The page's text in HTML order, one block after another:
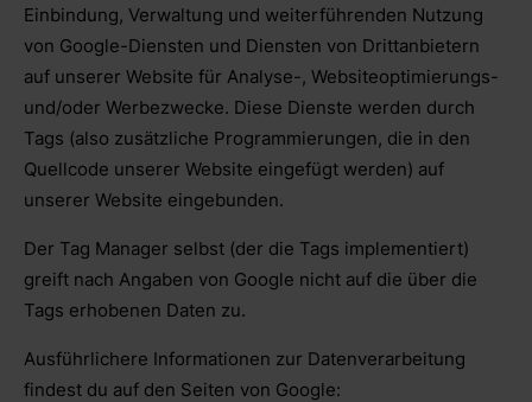
Einbindung, Verwaltung und weiterführenden Nutzung
von Google-Diensten und Diensten von Drittanbietern
auf unserer Website für Analyse-, Websiteoptimierungs-
und/oder Werbezwecke. Diese Dienste werden durch
Tags (also zusätzliche Programmierungen, die in den
Quellcode unserer Website eingefügt werden) auf
unserer Website eingebunden.
Der Tag Manager selbst (der die Tags implementiert)
greift nach Angaben von Google nicht auf die über die
Tags erhobenen Daten zu.
Ausführlichere Informationen zur Datenverarbeitung
findest du auf den Seiten von Google: